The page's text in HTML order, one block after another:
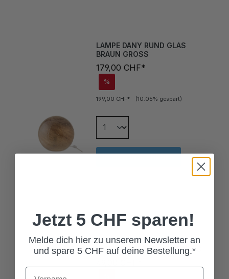
BRAUN GROSS
179,00 CHF*
%
199,00 CHF*
In den Warenkorb
FLECHTLATERNE SCHWARZ S
49,00 CHF*
%
Jetzt 5 CHF sparen!
Melde dich hier zu unserem Newsletter an
und spare 5 CHF auf deine Bestellung.*